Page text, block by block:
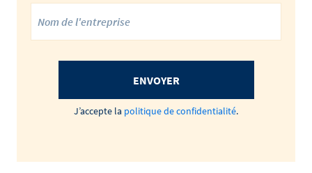
ENVOYER
J’accepte la politique de confidentialité.